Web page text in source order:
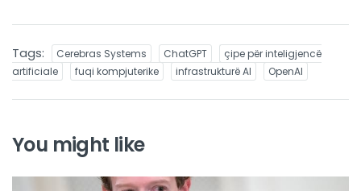
Tags: Cerebras Systems ChatGPT
çipe për inteligjencë
artificiale
fuqi kompjuterike infrastrukturë AI OpenAI
You might like